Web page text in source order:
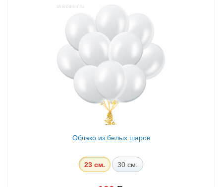
Облако из белых шаров
23 см. 30 см.